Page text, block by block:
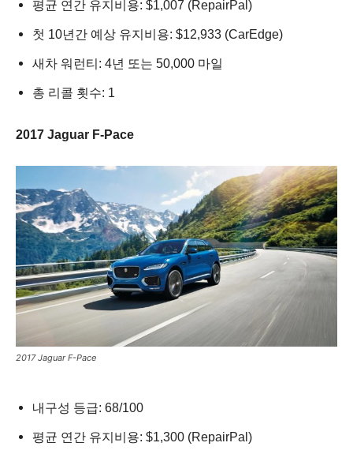
평균 연간 유지비용: $1,007 (RepairPal)
첫 10년간 예상 유지비용: $12,933 (CarEdge)
새차 워런티: 4년 또는 50,000 마일
총 리콜 횟수: 1
2017 Jaguar F-Pace
2017 Jaguar F-Pace
내구성 등급: 68/100
평균 연간 유지비용: $1,300 (RepairPal)